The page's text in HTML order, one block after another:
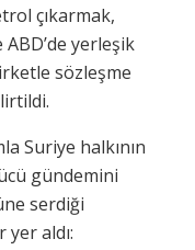
çıkarmak,
yerleşik
sözleşme
Suriye halkının
gündemini
serdiği
aldı: